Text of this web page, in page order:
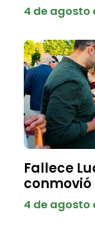
4 de agosto
Fallece
4 de agosto